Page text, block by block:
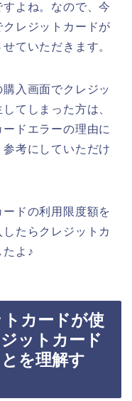
よね。なので、今
レジットカードが
ていただきます。
入画面でクレジッ
てしまった方は、
ドエラーの理由に
考にしていただけ
ドの利用限度額を
たらクレジットカ
たよ♪
カードが使
ットカード
を理解す